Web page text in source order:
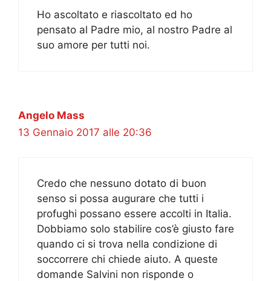
Ho ascoltato e riascoltato ed ho
pensato al Padre mio, al nostro Padre al
suo amore per tutti noi.
Angelo Mass
13 Gennaio 2017 alle 20:36
Credo che nessuno dotato di buon
senso si possa augurare che tutti i
profughi possano essere accolti in Italia.
Dobbiamo solo stabilire cos’è giusto fare
quando ci si trova nella condizione di
soccorrere chi chiede aiuto. A queste
domande Salvini non risponde o